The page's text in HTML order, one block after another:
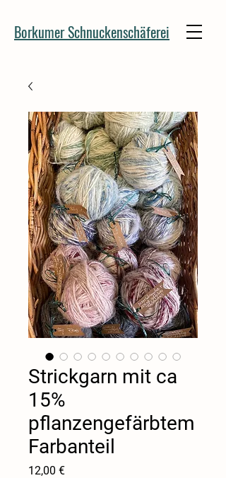
Borkumer Schnuckenschäferei
Strickgarn mit ca
15%
pflanzengefärbtem
Farbanteil
12,00 €Preis